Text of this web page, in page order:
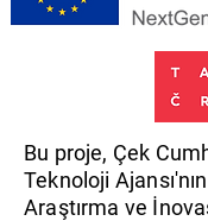
Bu proje, Çek
Teknoloji
Araştırma ve